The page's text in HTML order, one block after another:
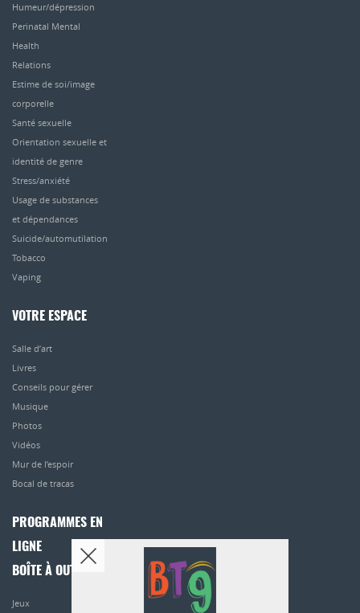
Humeur/dépression
Perinatal Mental
Health
Relations
Estime de soi/image
corporelle
Santé sexuelle
Orientation sexuelle et
identité de genre
Stress/anxiété
Usage de substances
et dépendances
Suicide/automutilation
Tobacco
Vaping
VOTRE ESPACE
Salle d’art
Livres
Conseils pour gérer
Musique
Photos
Vidéos
Mur de l’espoir
Bocal de tracas
PROGRAMMES EN
LIGNE
BOÎTE À OUTILS
Jeux